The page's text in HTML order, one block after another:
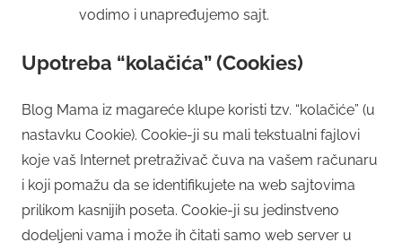
vodimo i unapređujemo sajt.
Upotreba “kolačića” (Cookies)
Blog Mama iz magareće klupe koristi tzv. “kolačiće” (u
nastavku Cookie). Cookie-ji su mali tekstualni fajlovi
koje vaš Internet pretraživač čuva na vašem računaru
i koji pomažu da se identifikujete na web sajtovima
prilikom kasnijih poseta. Cookie-ji su jedinstveno
dodeljeni vama i može ih čitati samo web server u